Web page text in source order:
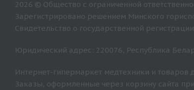
2026 © Общество с ограниченной
Зарегистрировано решением Минского
Свидетельство о государственной
Юридический адрес: 220076, Республика
Интернет-гипермаркет медтехники и
Заказы, оформленные через корзину сайта